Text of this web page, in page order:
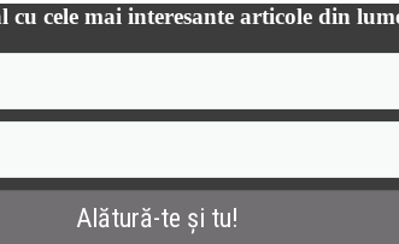
cu cele mai interesante articole din